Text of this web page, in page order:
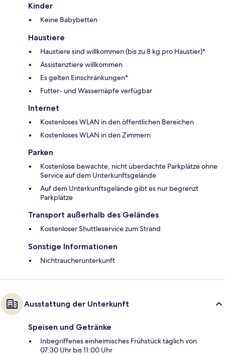
Kinder
Keine Babybetten
Haustiere
Haustiere sind willkommen (bis zu 8 kg pro Haustier)*
Assistenztiere willkommen
Es gelten Einschränkungen*
Futter- und Wassernäpfe verfügbar
Internet
Kostenloses WLAN in den öffentlichen Bereichen
Kostenloses WLAN in den Zimmern
Parken
Kostenlose bewachte, nicht überdachte Parkplätze ohne
Service auf dem Unterkunftsgelände
Auf dem Unterkunftsgelände gibt es nur begrenzt
Parkplätze
Transport außerhalb des Geländes
Kostenloser Shuttleservice zum Strand
Sonstige Informationen
Nichtraucherunterkunft
Ausstattung der Unterkunft
Speisen und Getränke
Inbegriffenes einheimisches Frühstück täglich von
07:30 Uhr bis 11:00 Uhr